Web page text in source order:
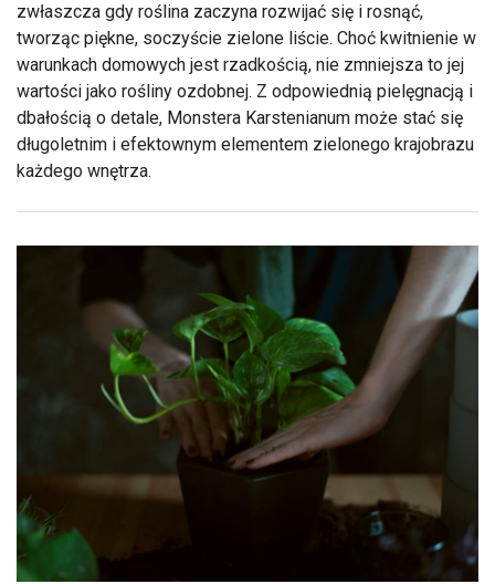
zwłaszcza gdy roślina zaczyna rozwijać się i rosnąć,
tworząc piękne, soczyście zielone liście. Choć kwitnienie w
warunkach domowych jest rzadkością, nie zmniejsza to jej
wartości jako rośliny ozdobnej. Z odpowiednią pielęgnacją i
dbałością o detale, Monstera Karstenianum może stać się
długoletnim i efektownym elementem zielonego krajobrazu
każdego wnętrza.